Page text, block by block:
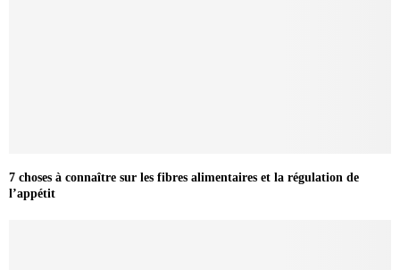
7 choses à connaître sur les fibres alimentaires et la régulation de
l’appétit